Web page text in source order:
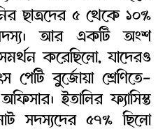
ছাত্রদের ৫ থেকে ১০%
সদস্য। আর একটি অংশ
করেছিলো, যাদেরও
বুর্জোয়া শ্রেণিতে-
ইতালির ফ্যাসিস্ত
সদস্যদের ৫৭% ছিলো